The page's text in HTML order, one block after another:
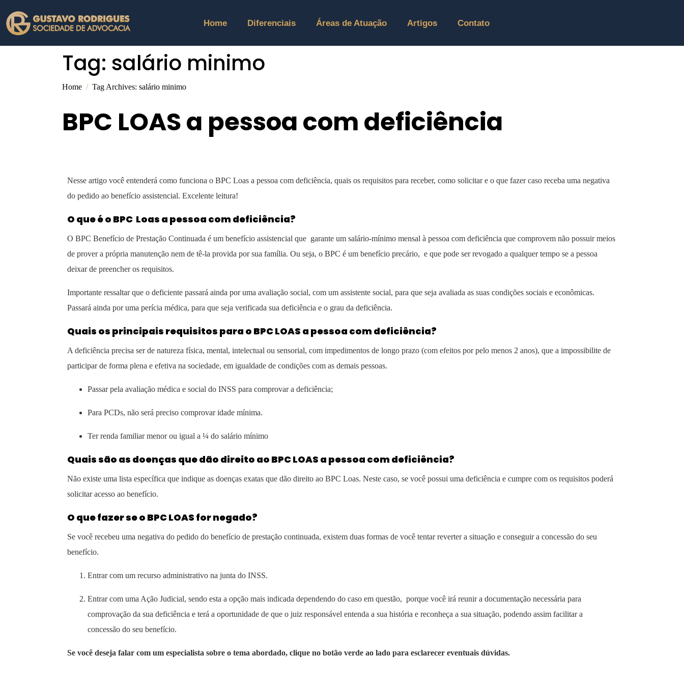
Home Diferenciais Áreas de Atuação Artigos Contato
Tag: salário minimo
Home Tag Archives: salário minimo
BPC LOAS a pessoa com deficiência
Nesse artigo você entenderá como funciona o BPC Loas a pessoa com deficiência, quais os requisitos para receber, como solicitar e o que fazer caso receba uma negativa
do pedido ao benefício assistencial. Excelente leitura!
O que é o BPC Loas a pessoa com deficiência?
O BPC Benefício de Prestação Continuada é um benefício assistencial que garante um salário-mínimo mensal à pessoa com deficiência que comprovem não possuir meios
de prover a própria manutenção nem de tê-la provida por sua família. Ou seja, o BPC é um benefício precário, e que pode ser revogado a qualquer tempo se a pessoa
deixar de preencher os requisitos.
Importante ressaltar que o deficiente passará ainda por uma avaliação social, com um assistente social, para que seja avaliada as suas condições sociais e econômicas.
Passará ainda por uma perícia médica, para que seja verificada sua deficiência e o grau da deficiência.
Quais os principais requisitos para o BPC LOAS a pessoa com deficiência?
A deficiência precisa ser de natureza física, mental, intelectual ou sensorial, com impedimentos de longo prazo (com efeitos por pelo menos 2 anos), que a impossibilite de
participar de forma plena e efetiva na sociedade, em igualdade de condições com as demais pessoas.
Passar pela avaliação médica e social do INSS para comprovar a deficiência;
Para PCDs, não será preciso comprovar idade mínima.
Ter renda familiar menor ou igual a ¼ do salário mínimo
Quais são as doenças que dão direito ao BPC LOAS a pessoa com deficiência?
Não existe uma lista específica que indique as doenças exatas que dão direito ao BPC Loas. Neste caso, se você possui uma deficiência e cumpre com os requisitos poderá
solicitar acesso ao benefício.
O que fazer se o BPC LOAS for negado?
Se você recebeu uma negativa do pedido do benefício de prestação continuada, existem duas formas de você tentar reverter a situação e conseguir a concessão do seu
benefício.
Entrar com um recurso administrativo na junta do INSS.
Entrar com uma Ação Judicial, sendo esta a opção mais indicada dependendo do caso em questão, porque você irá reunir a documentação necessária para
comprovação da sua deficiência e terá a oportunidade de que o juiz responsável entenda a sua história e reconheça a sua situação, podendo assim facilitar a
concessão do seu benefício.
Se você deseja falar com um especialista sobre o tema abordado, clique no botão verde ao lado para esclarecer eventuais dúvidas.